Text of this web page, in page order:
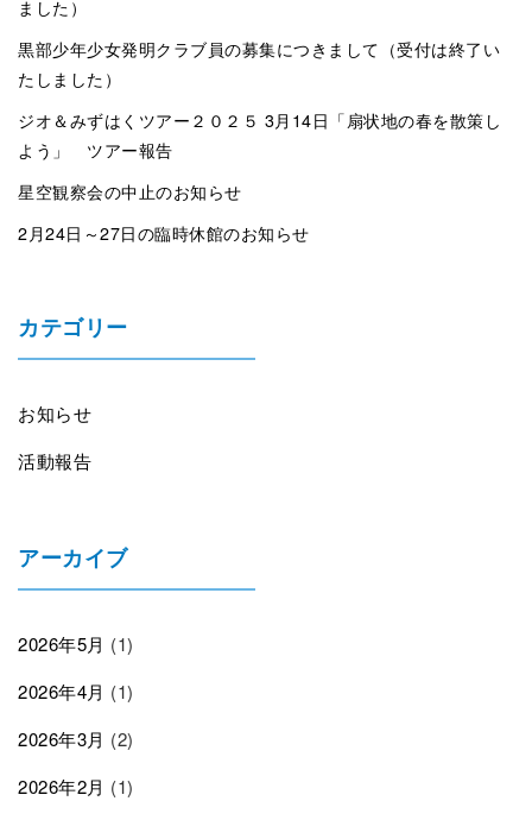
ました）
黒部少年少女発明クラブ員の募集につきまして（受付は終了い
たしました）
ジオ＆みずはくツアー２０２５ 3月14日「扇状地の春を散策し
よう」 ツアー報告
星空観察会の中止のお知らせ
2月24日～27日の臨時休館のお知らせ
カテゴリー
お知らせ
活動報告
アーカイブ
2026年5月 (1)
2026年4月 (1)
2026年3月 (2)
2026年2月 (1)